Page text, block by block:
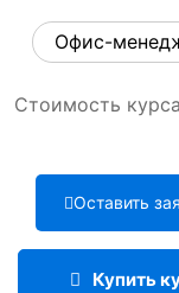
Офис-
Стоимость
Оставить
Купить